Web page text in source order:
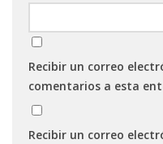
Recibir un correo
comentarios a esta
Recibir un correo